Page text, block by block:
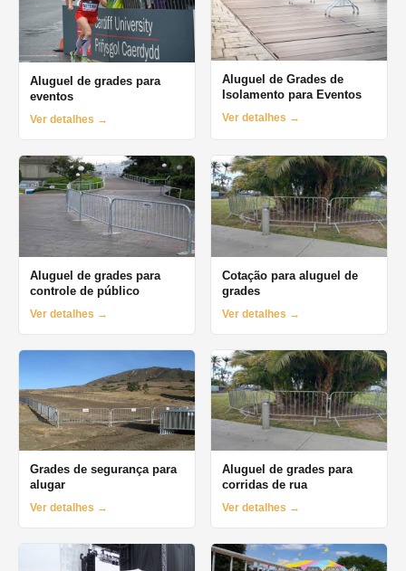
Aluguel de grades para
eventos
Ver detalhes →
Aluguel de Grades de
Isolamento para Eventos
Ver detalhes →
Aluguel de grades para
controle de público
Ver detalhes →
Cotação para aluguel de
grades
Ver detalhes →
Grades de segurança para
alugar
Ver detalhes →
Aluguel de grades para
corridas de rua
Ver detalhes →